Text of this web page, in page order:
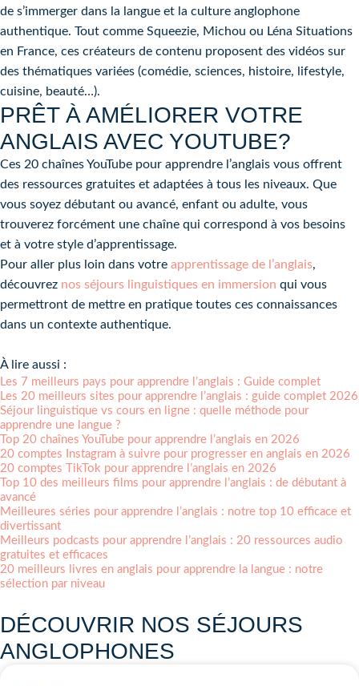
de s’immerger dans la langue et la culture anglophone
authentique. Tout comme Squeezie, Michou ou Léna Situations
en France, ces créateurs de contenu proposent des vidéos sur
des thématiques variées (comédie, sciences, histoire, lifestyle,
cuisine, beauté…).
PRÊT À AMÉLIORER VOTRE
ANGLAIS AVEC YOUTUBE?
Ces 20 chaînes YouTube pour apprendre l’anglais vous offrent
des ressources gratuites et adaptées à tous les niveaux. Que
vous soyez débutant ou avancé, enfant ou adulte, vous
trouverez forcément une chaîne qui correspond à vos besoins
et à votre style d’apprentissage.
Pour aller plus loin dans votre apprentissage de l’anglais,
découvrez nos séjours linguistiques en immersion qui vous
permettront de mettre en pratique toutes ces connaissances
dans un contexte authentique.
À lire aussi :
Les 7 meilleurs pays pour apprendre l’anglais : Guide complet
Les 20 meilleurs sites pour apprendre l’anglais : guide complet 2026
Séjour linguistique vs cours en ligne : quelle méthode pour
apprendre une langue ?
Top 20 chaînes YouTube pour apprendre l’anglais en 2026
20 comptes Instagram à suivre pour progresser en anglais en 2026
20 comptes TikTok pour apprendre l’anglais en 2026
Top 10 des meilleurs films pour apprendre l’anglais : de débutant à
avancé
Meilleures séries pour apprendre l’anglais : notre top 10 efficace et
divertissant
Meilleurs podcasts pour apprendre l’anglais : 20 ressources audio
gratuites et efficaces
20 meilleurs livres en anglais pour apprendre la langue : notre
sélection par niveau
DÉCOUVRIR NOS SÉJOURS
ANGLOPHONES